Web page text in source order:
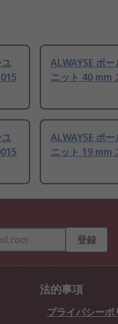
ALWAYSE ボ
ニット 40 mm
ALWAYSE ボ
ニット 19 mm
登録
法的事項
プライバシーポ